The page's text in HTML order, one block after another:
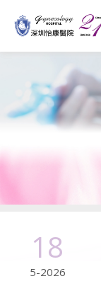
18
5-2026